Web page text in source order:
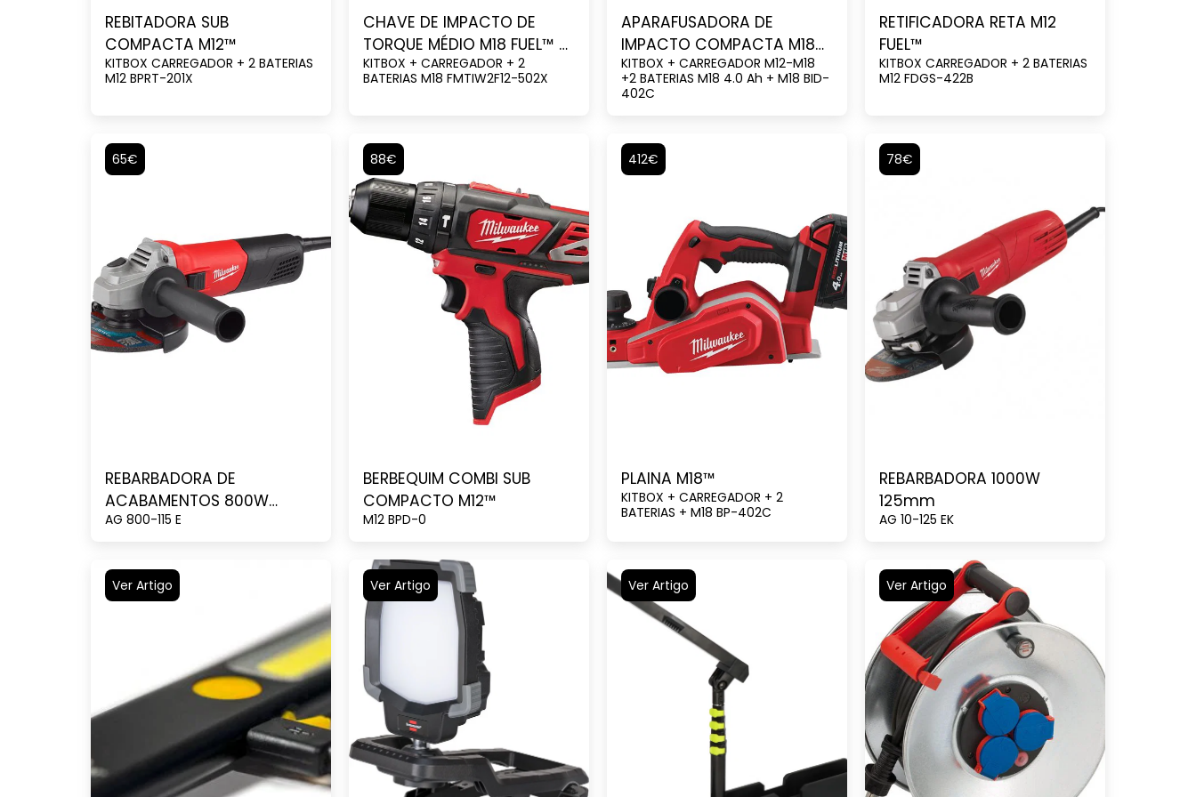
REBITADORA SUB
COMPACTA M12™
KITBOX CARREGADOR + 2 BATERIAS
M12 BPRT-201X
CHAVE DE IMPACTO DE
TORQUE MÉDIO M18 FUEL™ ½″
COM ANEL
KITBOX + CARREGADOR + 2
BATERIAS M18 FMTIW2F12-502X
APARAFUSADORA DE
IMPACTO COMPACTA M18™
¼″HEX
KITBOX + CARREGADOR M12-M18
+2 BATERIAS M18 4.0 Ah + M18 BID-
402C
RETIFICADORA RETA M12
FUEL™
KITBOX CARREGADOR + 2 BATERIAS
M12 FDGS-422B
65€
REBARBADORA DE
ACABAMENTOS 800W
115MM
AG 800-115 E
88€
BERBEQUIM COMBI SUB
COMPACTO M12™
M12 BPD-0
412€
PLAINA M18™
KITBOX + CARREGADOR + 2
BATERIAS + M18 BP-402C
78€
REBARBADORA 1000W
125mm
AG 10-125 EK
Ver Artigo Ver Artigo Ver Artigo Ver Artigo